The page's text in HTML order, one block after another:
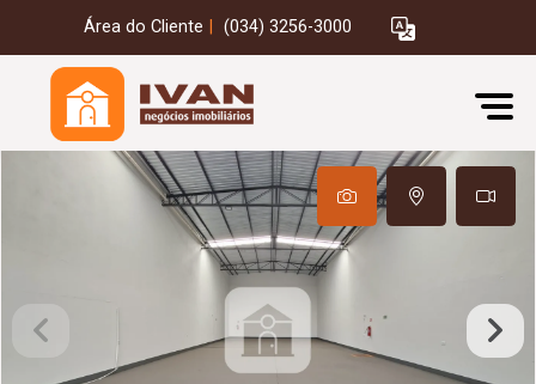
Área do Cliente (034) 3256-3000